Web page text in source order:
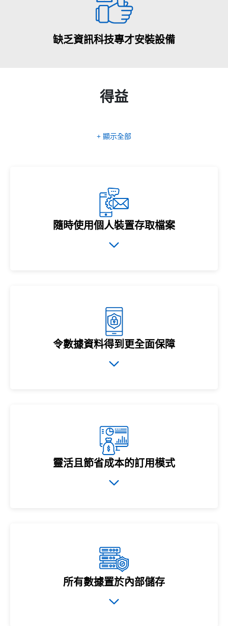
缺乏資訊科技專才安裝設備
得益
+ 顯示全部
隨時使用個人裝置存取檔案
令數據資料得到更全面保障
靈活且節省成本的訂用模式
所有數據置於內部儲存